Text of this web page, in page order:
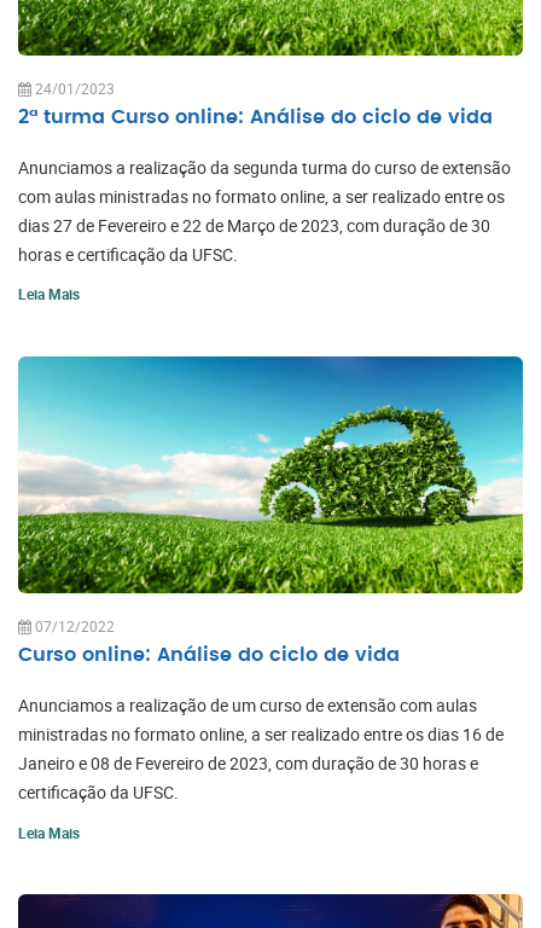
24/01/2023
2ª turma Curso online: Análise do ciclo de vida
Anunciamos a realização da segunda turma do curso de extensão
com aulas ministradas no formato online, a ser realizado entre os
dias 27 de Fevereiro e 22 de Março de 2023, com duração de 30
horas e certificação da UFSC.
Leia Mais
07/12/2022
Curso online: Análise do ciclo de vida
Anunciamos a realização de um curso de extensão com aulas
ministradas no formato online, a ser realizado entre os dias 16 de
Janeiro e 08 de Fevereiro de 2023, com duração de 30 horas e
certificação da UFSC.
Leia Mais